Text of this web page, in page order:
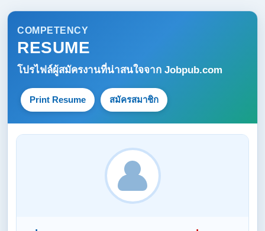
COMPETENCY
RESUME
โปรไฟล์ผู้สมัครงานที่น่าสนใจจาก Jobpub.com
Print Resume สมัครสมาชิก